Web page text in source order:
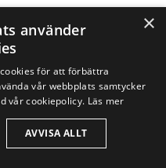
för
i
×
använder
för att förbättra
vår webbplats samtycker
vår cookiepolicy. Läs mer
AVVISA ALLT